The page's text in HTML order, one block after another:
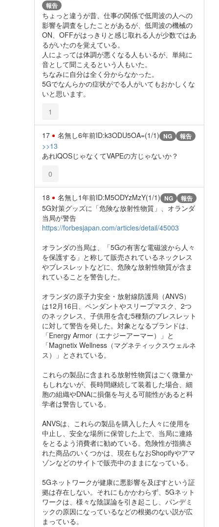
報告
ちょっと違うが昔、仕事の関係で低周波の人への
影響を調査をしたことがあるが、低周波の機械の
ON、OFFがはっきりと感じ取れる人が少数ではあ
るがいたのを覚えている。
人によっては体調が悪くなる人もいるが、単純に
音として聞こえるという人もいた。
ちなみに自分は全く分からなかった。
5Gでなんらかの症状がでる人がいてもおかしくな
いと思います。
1
17 名無し6年前ID:k3ODU5OA=(1/1) NG 報告
>>13
あれiQOSじゃなくてVAPEの方じゃないか？
0
18 名無し1年前ID:M5ODYzMzY(1/1) NG 報告
5G対策グッズに「危険な放射性物質」、オランダ
当局が警告
https://forbesjapan.com/articles/detail/45003
オランダの当局は、「5Gの有害な電磁波から人々
を保護する」と称して販売されているネックレス
やブレスレットなどに、危険な放射性物質が含ま
れていることを警告した。
オランダの原子力安全・放射線防護局（ANVS）
は12月16日、ペンダントやスリープマスク、2つ
のネックレス、子供用を含む5種類のブレスレット
に対して警告を発した。対象となるブランドは、
「Energy Armor（エナジーアーマー）」と
「Magnetix Wellness（マグネティックスウェルネ
ス）」とされている。
これらの製品に含まれる放射性物質はごく微量か
もしれないが、長時間継続して装着した場合、細
胞の組織やDNAに損傷を与える可能性があると科
学者は警告している。
ANVSは、これらの製品を購入した人々に使用を
中止し、安全な場所に保管した上で、当局に連絡
をとるよう消費者に勧めている。危険性が指摘さ
れた商品のいくつかは、現在もなおShopifyやアマ
ゾンなどのサイトで販売中のままになっている。
5Gネットワークが健康に悪影響を及ぼすという証
拠は存在しない。それにもかかわらず、5Gネット
ワークは、様々な陰謀論を引き起こし、パンデミ
ックの原因になっているなどの根拠のない説が広
まっている。